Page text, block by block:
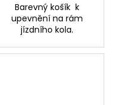
Barevný košík k
upevnění na rám
jízdního kola.